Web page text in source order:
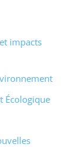
impacts
Écologique